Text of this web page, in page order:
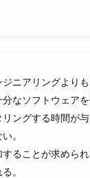
ニアリングよりも
なソフトウェアを
ングする時間が与
。
ることが求められ
。